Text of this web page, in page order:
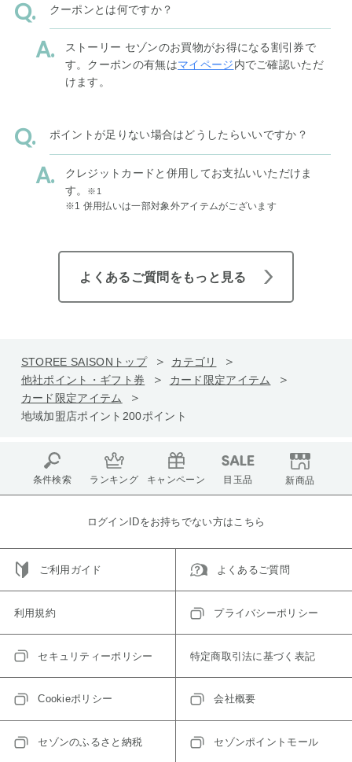
クーポンとは何ですか？
ストーリー セゾンのお買物がお得になる割引券で
す。クーポンの有無はマイページ内でご確認いただ
けます。
ポイントが足りない場合はどうしたらいいですか？
クレジットカードと併用してお支払いいただけま
す。
※1
※1 併用払いは一部対象外アイテムがございます
よくあるご質問をもっと見る
STOREE SAISONトップ
カテゴリ
他社ポイント・ギフト券
カード限定アイテム
カード限定アイテム
地域加盟店ポイント200ポイント
条件検索 ランキング キャンペーン 目玉品 新商品
ログインIDをお持ちでない方はこちら
ご利用ガイド よくあるご質問
利用規約 プライバシーポリシー
セキュリティーポリシー 特定商取引法に基づく表記
Cookieポリシー 会社概要
セゾンのふるさと納税 セゾンポイントモール